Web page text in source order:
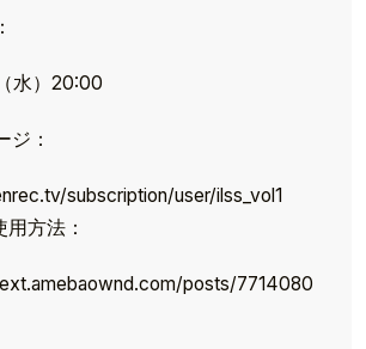
水）20:00
ジ：
subscription/user/ilss_vol1
方法：
posts/7714080